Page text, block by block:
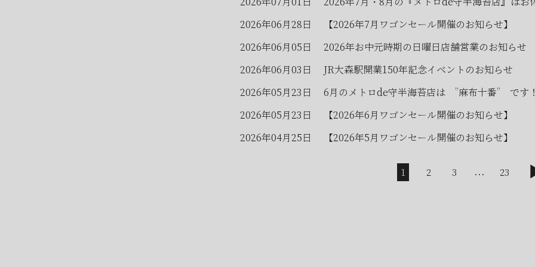
2026年06月28日
【2026年7月ワゴンセール開催のお知らせ】
2026年06月05日
2026年お中元時期の日曜日店舗営業のお知らせ
2026年06月03日
JR大森駅開業150年記念イベントのお知らせ
2026年05月23日
6月のメトロde守半海苔店は ”麻布十番” です！
2026年05月23日
【2026年6月ワゴンセール開催のお知らせ】
2026年04月25日
【2026年5月ワゴンセール開催のお知らせ】
...